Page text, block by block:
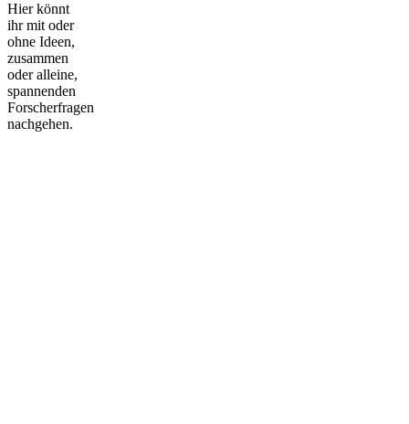
Hier könnt
ihr mit oder
ohne Ideen,
zusammen
oder alleine,
spannenden
Forscherfragen
nachgehen.